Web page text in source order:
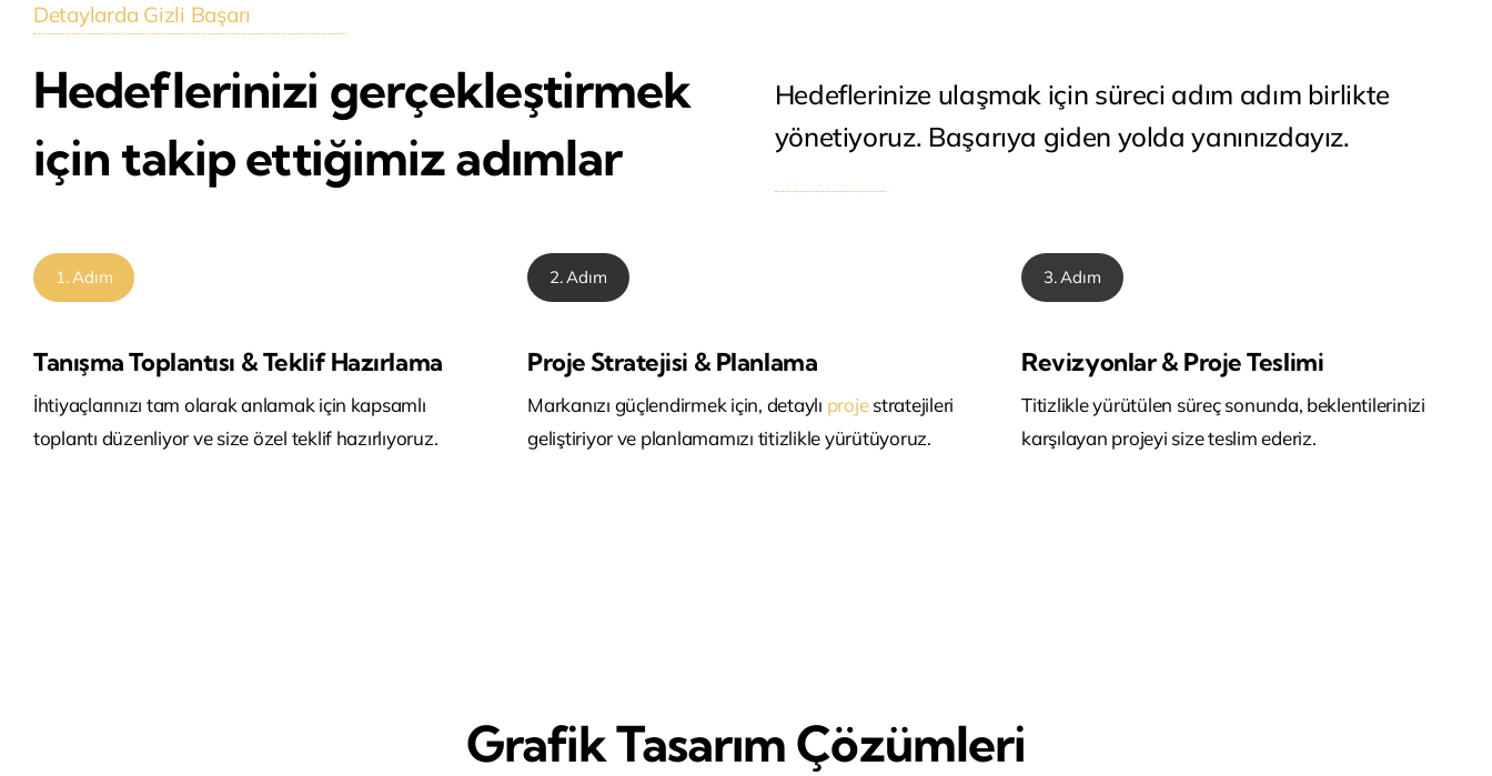
Detaylarda Gizli Başarı
Hedeflerinizi gerçekleştirmek
için takip ettiğimiz adımlar
Hedeflerinize ulaşmak için süreci adım adım birlikte
yönetiyoruz. Başarıya giden yolda yanınızdayız.
1. Adım
Tanışma Toplantısı & Teklif Hazırlama
İhtiyaçlarınızı tam olarak anlamak için kapsamlı
toplantı düzenliyor ve size özel teklif hazırlıyoruz.
2. Adım
Proje Stratejisi & Planlama
Markanızı güçlendirmek için, detaylı projestratejileri
geliştiriyor ve planlamamızı titizlikle yürütüyoruz.
3. Adım
Revizyonlar & Proje Teslimi
Titizlikle yürütülen süreç sonunda, beklentilerinizi
karşılayan projeyi size teslim ederiz.
Grafik Tasarım Çözümleri